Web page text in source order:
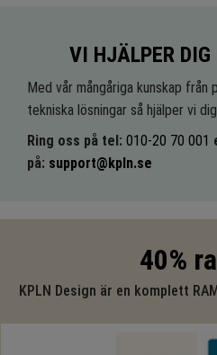
VI HJÄLPER DIG
Med vår mångåriga kunskap
tekniska lösningar så hjälper vi
Ring oss på tel: 010-20 70 001
på: support@kpln.se
40%
KPLN Design är en komplett